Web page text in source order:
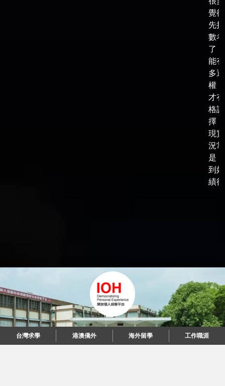
台灣求學 港澳僑外 海外留學 工作職涯
覺
先
數
了
能
多
權
才
格
擇
現
況常
是
到
績